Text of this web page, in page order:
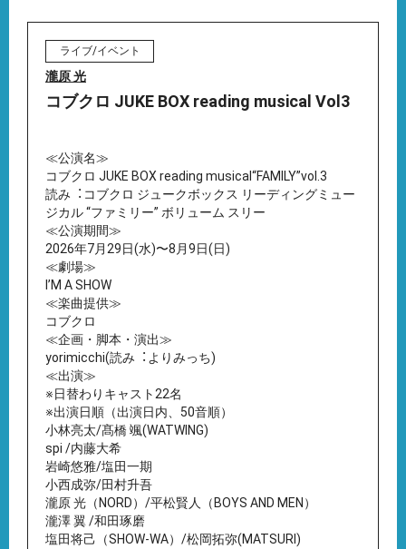
ライブ/イベント
瀧原 光
コブクロ JUKE BOX reading musical Vol3
≪公演名≫
コブクロ JUKE BOX reading musical“FAMILY”vol.3
読み︓コブクロ ジュークボックス リーディングミュー
ジカル “ファミリー” ボリューム スリー
≪公演期間≫
2026年7⽉29⽇(⽔)〜8⽉9⽇(⽇)
≪劇場≫
IʼM A SHOW
≪楽曲提供≫
コブクロ
≪企画・脚本・演出≫
yorimicchi(読み︓よりみっち)
≪出演≫
※⽇替わりキャスト22名
※出演⽇順（出演⽇内、50⾳順）
⼩林亮太/髙橋 颯(WATWING)
spi /内藤⼤希
岩崎悠雅/塩⽥⼀期
⼩⻄成弥/⽥村升吾
瀧原 光（NORD）/平松賢⼈（BOYS AND MEN）
瀧澤 翼 /和⽥琢磨
塩⽥将⼰（SHOW-WA）/松岡拓弥(MATSURI)